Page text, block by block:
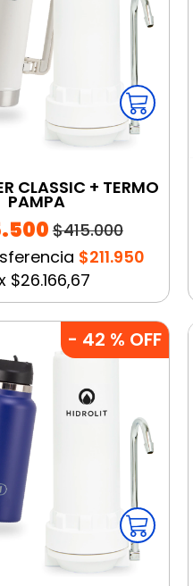
CLASSIC + TERMO
PAMPA
$415.000
$211.950
$26.166,67
- 42 % OFF